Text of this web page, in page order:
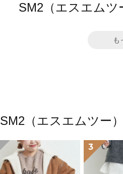
SM2（エスエム
も
SM2（エスエムツー
3